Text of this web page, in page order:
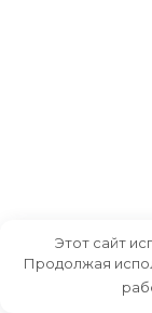
Этот сайт
Продолжая